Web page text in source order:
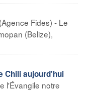
Fides) - Le
(Belize),
Chili aujourd'hui
l'Évangile notre